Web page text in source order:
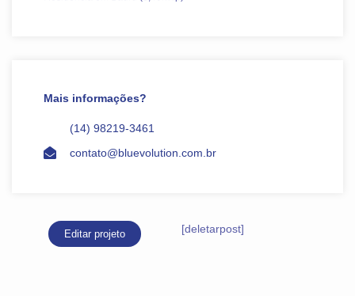
Mais informações?
(14) 98219-3461
contato@bluevolution.com.br
Editar projeto [deletarpost]